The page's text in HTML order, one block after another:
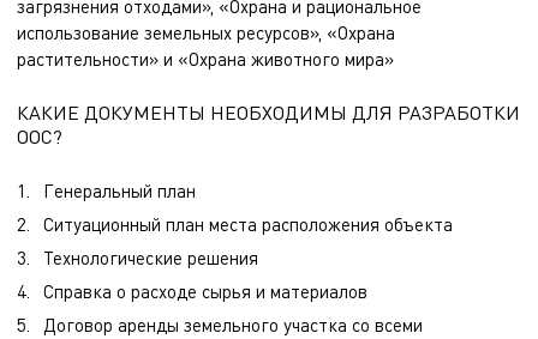
загрязнения отходами», «Охрана и рациональное
использование земельных ресурсов», «Охрана
растительности» и «Охрана животного мира»
КАКИЕ ДОКУМЕНТЫ НЕОБХОДИМЫ ДЛЯ РАЗРАБОТКИ
ООС?
Генеральный план
Ситуационный план места расположения объекта
Технологические решения
Справка о расходе сырья и материалов
Договор аренды земельного участка со всеми